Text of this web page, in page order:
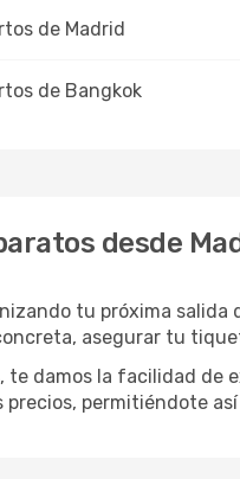
de Madrid
de Bangkok
desde
tu próxima salida
asegurar tu
te damos la facilidad de
precios, permitiéndote